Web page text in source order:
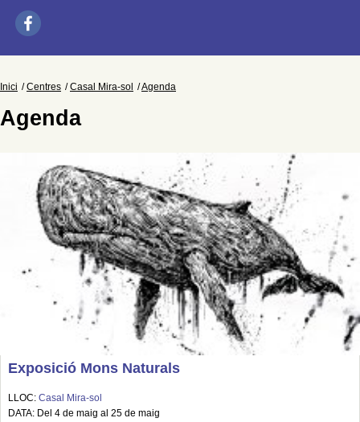
Inici Centres Casal Mira-sol Agenda
Agenda
Exposició Mons Naturals
LLOC: Casal Mira-sol
DATA: Del 4 de maig al 25 de maig